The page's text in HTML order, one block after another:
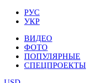
РУС
УКР
ВИДЕО
ФОТО
ПОПУЛЯРНЫЕ
СПЕЦПРОЕКТЫ